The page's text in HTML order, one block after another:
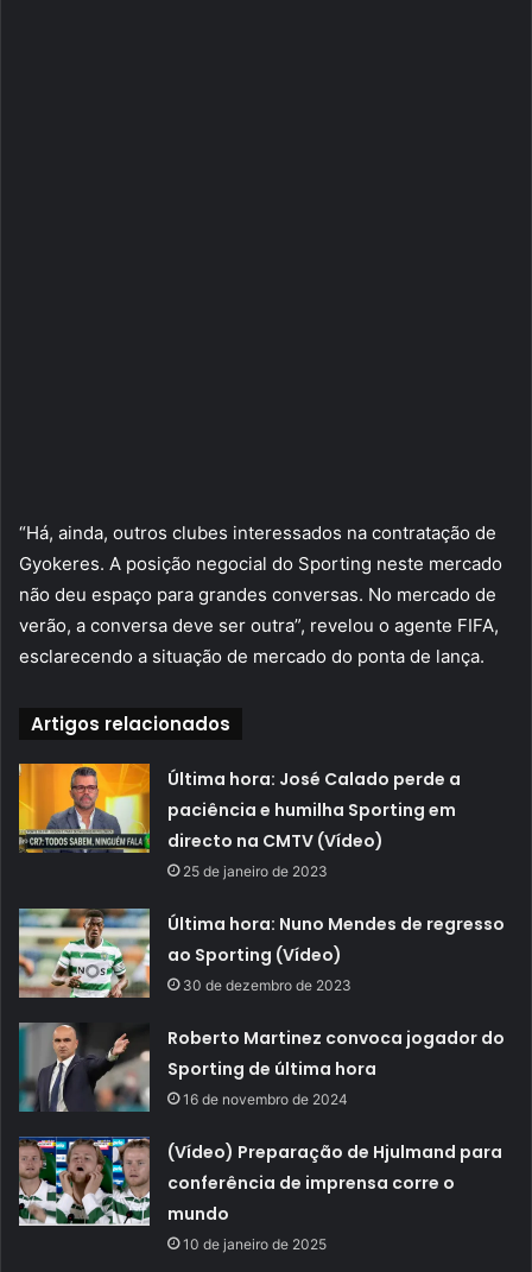
“Há, ainda, outros clubes interessados na contratação de
Gyokeres. A posição negocial do Sporting neste mercado
não deu espaço para grandes conversas. No mercado de
verão, a conversa deve ser outra”, revelou o agente FIFA,
esclarecendo a situação de mercado do ponta de lança.
Artigos relacionados
Última hora: José Calado perde a
paciência e humilha Sporting em
directo na CMTV (Vídeo)
25 de janeiro de 2023
Última hora: Nuno Mendes de regresso
ao Sporting (Vídeo)
30 de dezembro de 2023
Roberto Martinez convoca jogador do
Sporting de última hora
16 de novembro de 2024
(Vídeo) Preparação de Hjulmand para
conferência de imprensa corre o
mundo
10 de janeiro de 2025